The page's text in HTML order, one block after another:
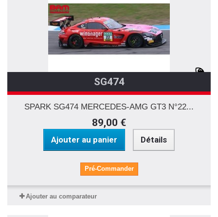
SG474
SPARK SG474 MERCEDES-AMG GT3 N°22...
89,00 €
Ajouter au panier Détails
Pré-Commander
Ajouter au comparateur